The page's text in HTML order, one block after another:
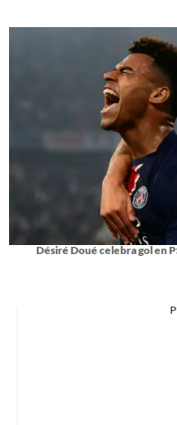
Désiré Doué celebra gol en